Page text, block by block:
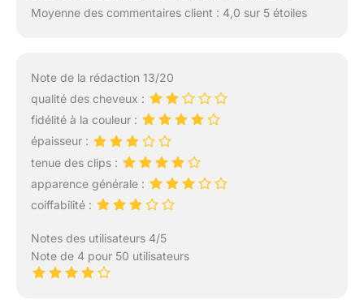
Moyenne des commentaires client : 4,0 sur 5 étoiles
Note de la rédaction 13/20
qualité des cheveux :
fidélité à la couleur :
épaisseur :
tenue des clips :
apparence générale :
coiffabilité :
Notes des utilisateurs 4/5
Note de 4 pour 50 utilisateurs